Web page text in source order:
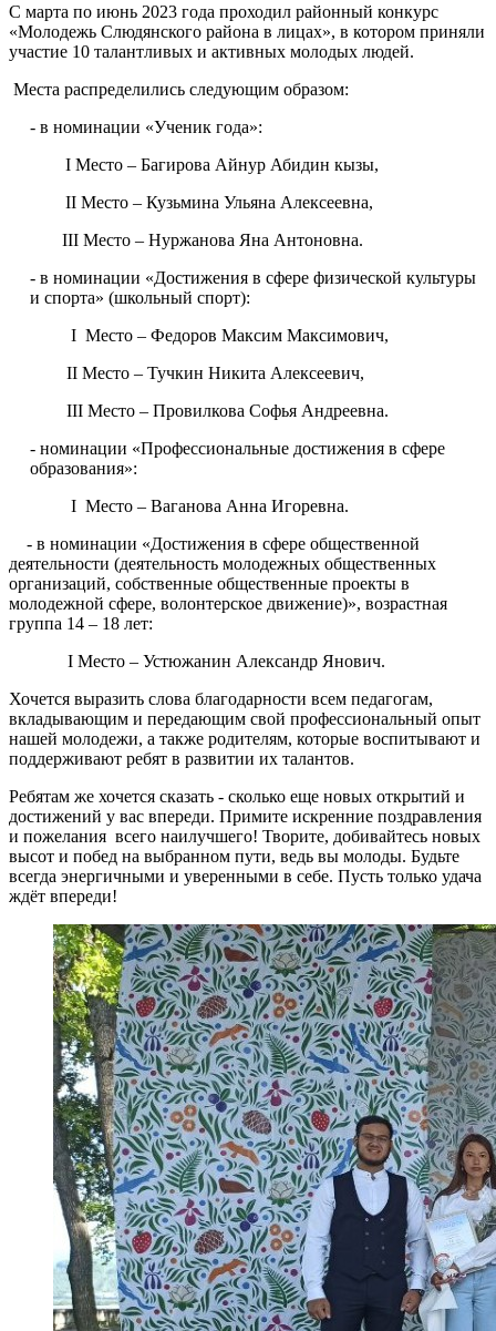
С марта по июнь 2023 года проходил районный конкурс
«Молодежь Слюдянского района в лицах», в котором приняли
участие 10 талантливых и активных молодых людей.
Места распределились следующим образом:
- в номинации «Ученик года»:
I Место – Багирова Айнур Абидин кызы,
II Место – Кузьмина Ульяна Алексеевна,
III Место – Нуржанова Яна Антоновна.
- в номинации «Достижения в сфере физической культуры
и спорта» (школьный спорт):
I Место – Федоров Максим Максимович,
II Место – Тучкин Никита Алексеевич,
III Место – Провилкова Софья Андреевна.
- номинации «Профессиональные достижения в сфере
образования»:
I Место – Ваганова Анна Игоревна.
- в номинации «Достижения в сфере общественной
деятельности (деятельность молодежных общественных
организаций, собственные общественные проекты в
молодежной сфере, волонтерское движение)», возрастная
группа 14 – 18 лет:
I Место – Устюжанин Александр Янович.
Хочется выразить слова благодарности всем педагогам,
вкладывающим и передающим свой профессиональный опыт
нашей молодежи, а также родителям, которые воспитывают и
поддерживают ребят в развитии их талантов.
Ребятам же хочется сказать - сколько еще новых открытий и
достижений у вас впереди. Примите искренние поздравления
и пожелания всего наилучшего! Творите, добивайтесь новых
высот и побед на выбранном пути, ведь вы молоды. Будьте
всегда энергичными и уверенными в себе. Пусть только удача
ждёт впереди!